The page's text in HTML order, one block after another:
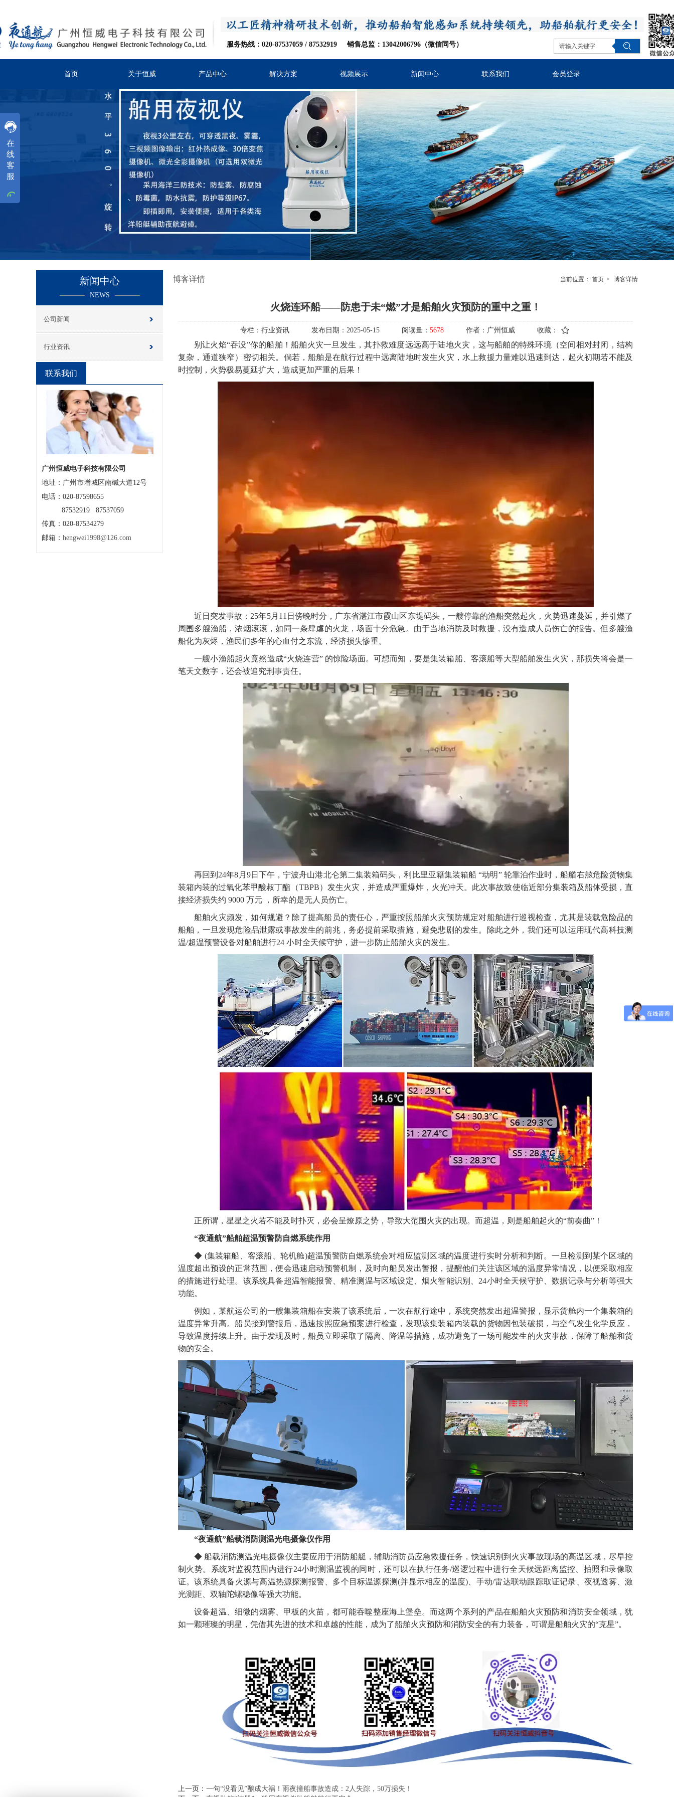
服务热线：020-87537059 / 87532919 销售总监：13042006796（微信同号）
在
线
客
服
工作时间
首页 关于恒威 产品中心 解决方案 视频展示 新闻中心 联系我们 会员登录
新闻中心
NEWS
公司新闻
行业资讯
联系我们
广州恒威电子科技有限公司
地址： 广州市增城区南碱大道12号
电话：020-87598655
87532919 87537059
传真：020-87534279
邮箱： hengwei1998@126.com
博客详情 当前位置： 首页 > 博客详情
火烧连环船——防患于未“燃”才是船舶火灾预防的重中之重！
专栏： 行业资讯 发布日期： 2025-05-15 阅读量： 5678 作者： 广州恒威 收藏：
别让火焰“吞没”你的船舶！船舶火灾一旦发生，其扑救难度远远高于陆地火灾，这与船舶的特殊环境（空间相对封闭，结构
复杂，通道狭窄）密切相关。倘若，船舶是在航行过程中远离陆地时发生火灾，水上救援力量难以迅速到达，起火初期若不能及
时控制，火势极易蔓延扩大，造成更加严重的后果！
近日突发事故： 25年5月11日傍晚时分，广东省湛江市霞山区东堤码头，一艘停靠的渔船突然起火，火势迅速蔓延，并引燃了
周围多艘渔船，浓烟滚滚，如同一条肆虐的火龙，场面十分危急。由于当地消防及时救援，没有造成人员伤亡的报告。但多艘渔
船化为灰烬，渔民们多年的心血付之东流，经济损失惨重。
一艘小渔船起火竟然造成“火烧连营” 的惊险场面。可想而知，要是集装箱船、客滚船等大型船舶发生火灾，那损失将会是一
笔天文数字，还会被追究刑事责任。
再回到 24年8月9日下午，宁波舟山港北仑第二集装箱码头，利比里亚籍集装箱船 “动明” 轮靠泊作业时，船艏右舷危险货物集
装箱内装的过氧化苯甲酸叔丁酯（TBPB）发生火灾 ，并造成严重爆炸 ，火光冲天。此次事故致使临近部分集装箱及船体受损，直
接经济损失约 9000 万元 ， 所幸的是无人员伤亡。
船舶火灾频发，如何规避？ 除了提高船 员的责任心， 严重按照船舶火灾预防规定对船舶进行巡视检查，尤其是装载危险品的
船舶，一旦发现危险品泄露或事故发生的前兆，务必提前采取措施，避免悲剧的发生。
除此之外，我们还可以运用现代高科技测
温/超温预警设备对船舶进行24 小时全天候守护，进一步防止船舶火灾的发生。
正所谓， 星星之火若不能及时扑灭，必会呈燎原之势，导致大范围火灾的出现。 而超温，则 是船舶起火的“前奏曲”！
“夜通航”船舶超温预警防自燃系统作用
◆ (集装箱船、客滚船、轮机舱)超温预警防自燃系统会对相应监测区域的温度进行实时分析和判断。一旦检测到某个区域的
温度超出预设的正常范围，便会迅速启动预警机制，及时向船员发出警报，提醒他们关注该区域的温度异常情况，以便采取相应
的措施进行处理。该系统具备超温智能报警、精准测温与区域设定、烟火智能识别、 24小时全天候守护、数据记录与分析等强大
功能。
例如，某航运公司的一艘集装箱船在安装了该系统后，一次在航行途中，系统突然发出超温警报，显示货舱内一个集装箱的
温度异常升高。船员接到警报后，迅速按照应急预案进行检查，发现该集装箱内装载的货物因包装破损，与空气发生化学反应，
导致温度持续上升。由于发现及时，船员立即采取了隔离、降温等措施，成功避免了一场可能发生的火灾事故，保障了船舶和货
物的安全。
“夜通航”船载消防测温光电摄像仪作用
◆ 船载消防测温光电摄像仪主要应用于消防船艇，辅助消防员应急救援任务，快速识别到火灾事故现场的高温区域，尽早控
制火势。系统对监视范围内进行24小时测温监视的同时，还可以在执行任务/巡逻过程中进行全天候远距离监控、拍照和录像取
证。该系统具备火源与高温热源探测报警、多个目标温源探测(并显示相应的温度)、手动/雷达联动跟踪取证记录、夜视透雾、激
光测距、双轴陀螺稳像等强大功能。
设备超温、细微的烟雾、甲板的火苗，都可能吞噬整座海上堡垒。而这两个系列的产品在船舶火灾预防和消防安全领域，犹
如一颗璀璨的明星，凭借其先进的技术和卓越的性能，成为了船舶火灾预防和消防安全的有力装备 ， 可谓是船舶火灾的“克星”。
上一页： 一句“没看见”酿成大祸！雨夜撞船事故造成：2人失踪，50万损失！